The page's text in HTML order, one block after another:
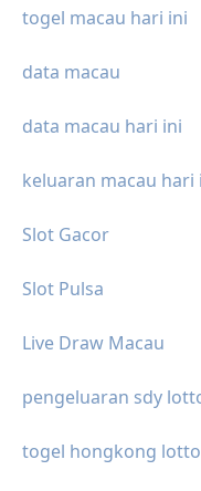
togel macau hari ini
data macau
data macau hari ini
keluaran macau hari
Slot Gacor
Slot Pulsa
Live Draw Macau
pengeluaran sdy
togel hongkong lotto